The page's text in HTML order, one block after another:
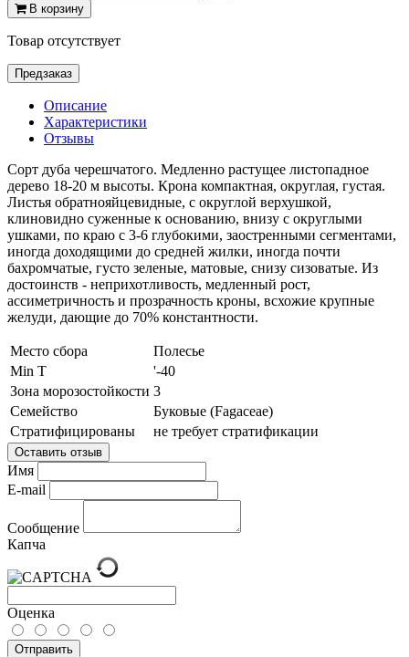
В корзину
Товар отсутствует
Предзаказ
Описание
Характеристики
Отзывы
Сорт дуба черешчатого. Медленно растущее листопадное
дерево 18-20 м высоты. Крона компактная, округлая, густая.
Листья обратнояйцевидные, с округлой верхушкой,
клиновидно суженные к основанию, внизу с округлыми
ушками, по краю с 3-6 глубокими, заостренными сегментами,
иногда доходящими до средней жилки, иногда почти
бахромчатые, густо зеленые, матовые, снизу сизоватые. Из
достоинств - неприхотливость, медленный рост,
ассиметричность и прозрачность кроны, всхожие крупные
желуди, дающие до 70% константности.
Место сбора
Полесье
Min T
'-40
Зона морозостойкости 3
Семейство
Буковые (Fagaceae)
Стратифицированы
не требует стратификации
Оставить отзыв
Имя
E-mail
Сообщение
Капча
Оценка
Отправить